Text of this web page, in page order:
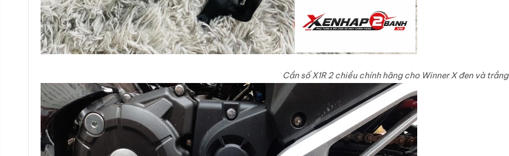
Cần số X1R 2 chiều chính hãng cho Winner X đen và trắng